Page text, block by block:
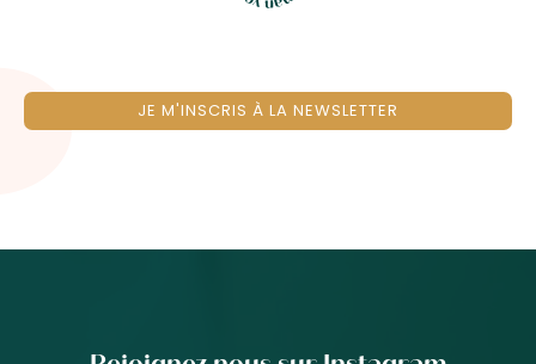
JE M'INSCRIS À LA NEWSLETTER